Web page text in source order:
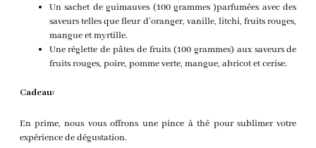
Un sachet de guimauves (100 grammes )parfumées avec des
saveurs telles que fleur d’oranger, vanille, litchi, fruits rouges,
mangue et myrtille.
Une réglette de pâtes de fruits (100 grammes) aux saveurs de
fruits rouges, poire, pomme verte, mangue, abricot et cerise.
Cadeau:
En prime, nous vous offrons une pince à thé pour sublimer votre
expérience de dégustation.